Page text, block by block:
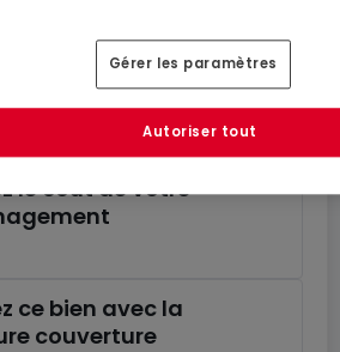
en toute
pour un déménagement
le coût de votre
ce bien avec la
couverture
Gérer les paramètres
Autoriser tout